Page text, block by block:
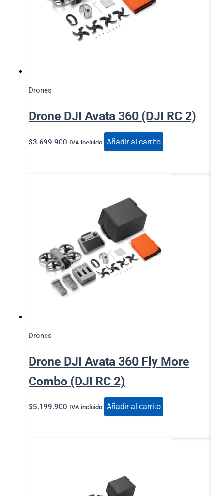
Drones
Drone DJI Avata 360 (DJI RC 2)
$3.699.900 IVA incluido Añadir al carrito
Drones
Drone DJI Avata 360 Fly More
Combo (DJI RC 2)
$5.199.900 IVA incluido Añadir al carrito